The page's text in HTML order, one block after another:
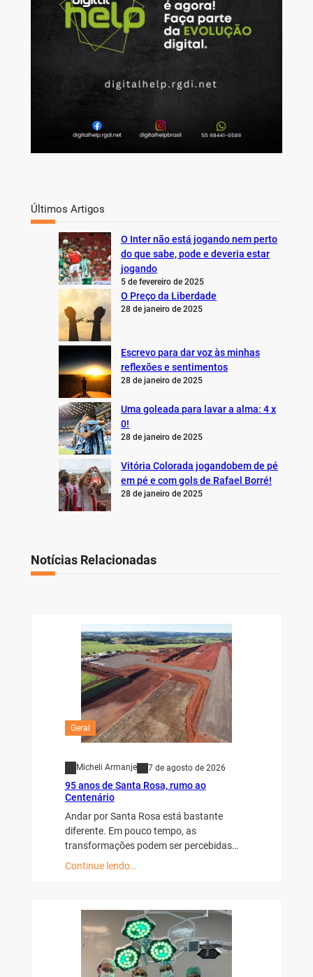
Últimos Artigos
O Inter não está jogando nem perto
do que sabe, pode e deveria estar
jogando
5 de fevereiro de 2025
O Preço da Liberdade
28 de janeiro de 2025
Escrevo para dar voz às minhas
reflexões e sentimentos
28 de janeiro de 2025
Uma goleada para lavar a alma: 4 x
0!
28 de janeiro de 2025
Vitória Colorada jogandobem de pé
em pé e com gols de Rafael Borré!
28 de janeiro de 2025
Notícias Relacionadas
Geral
Micheli Armanje 7 de agosto de 2026
95 anos de Santa Rosa, rumo ao
Centenário
Andar por Santa Rosa está bastante
diferente. Em pouco tempo, as
transformações podem ser percebidas…
Continue lendo…